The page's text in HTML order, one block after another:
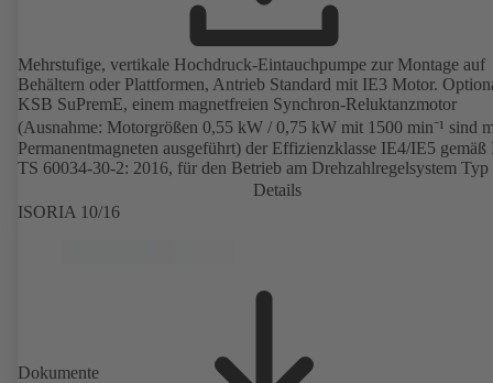
Mehrstufige, vertikale Hochdruck-Eintauchpumpe zur Montage auf
Behältern oder Plattformen, Antrieb Standard mit IE3 Motor.
KSB SuPremE, einem magnetfreien Synchron-Reluktanzmotor
(Ausnahme: Motorgrößen 0,55 kW / 0,75 kW mit 1500 min⁻¹ sind
Permanentmagneten ausgeführt) der Effizienzklasse IE4/IE5 gemäß
TS 60034-30-2: 2016, für den Betrieb am Drehzahlregelsystem
PumpDrive 2 oder KSB PumpDrive 2 Eco ohne Rotorlagegeber.
Details
ISORIA 10/16
Dokumente